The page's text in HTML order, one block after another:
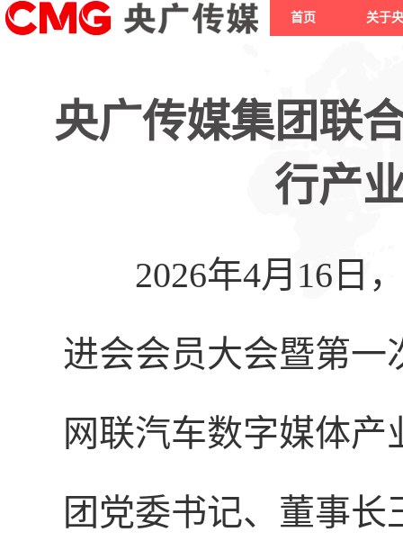
首页 关于
央广传媒集团联
行产
2026年4月16日
进会会员大会暨第
网联汽车数字媒体
团党委书记、董事